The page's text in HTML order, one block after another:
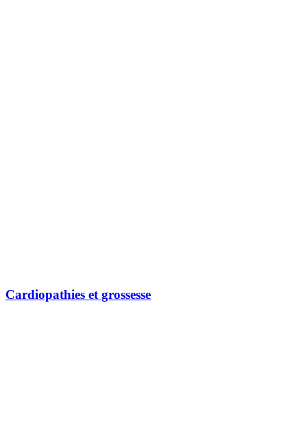
Cardiopathies et grossesse